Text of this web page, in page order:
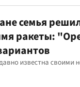
семья
ракеты:
известна